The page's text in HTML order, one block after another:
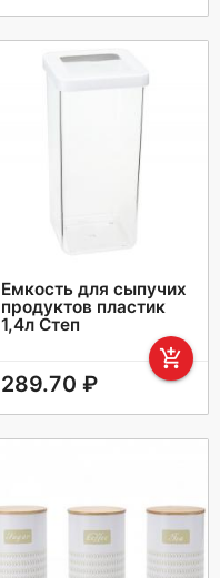
Емкость для сыпучих
продуктов пластик
1,4л Степ
add_shopping_cart
289.70 ₽